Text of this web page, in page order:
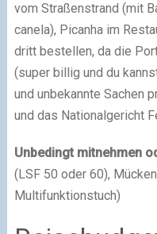
vom Straßenstrand (mit
canela), Picanha im
dritt bestellen, da die
(super billig und du
und unbekannte Sachen
und das Nationalgericht
Unbedingt mitnehmen
(LSF 50 oder 60),
Multifunktionstuch)